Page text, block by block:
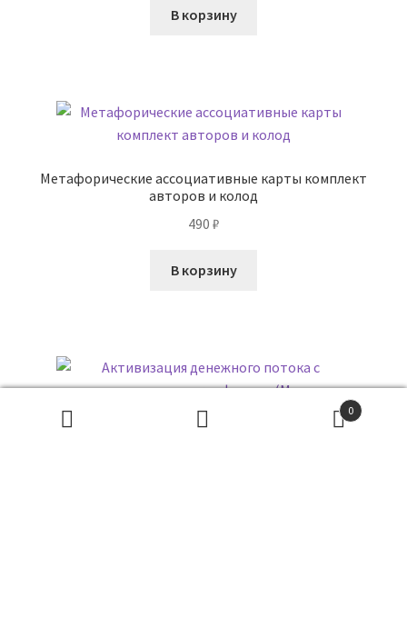
В корзину
Метафорические ассоциативные карты комплект
авторов и колод
490 ₽
В корзину
0